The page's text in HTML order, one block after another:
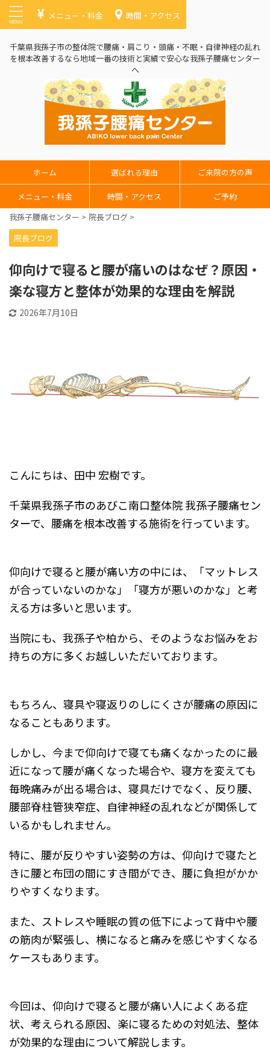
メニュー・料金 時間・アクセス
千葉県我孫子市の整体院で腰痛・肩こり・頭痛・不眠・自律神経の乱れ
を根本改善するなら地域一番の技術と実績で安心な我孫子腰痛センター
へ
ホーム 選ばれる理由 ご来院の方の声
メニュー・料金 時間・アクセス
ご予約
我孫子腰痛センター > 院長ブログ >
院長ブログ
仰向けで寝ると腰が痛いのはなぜ？原因・
楽な寝方と整体が効果的な理由を解説
2026年7月10日
こんにちは、田中 宏樹です。
千葉県我孫子市のあびこ南口整体院 我孫子腰痛セン
ターで、腰痛を根本改善する施術を行っています。
仰向けで寝ると腰が痛い方の中には、「マットレス
が合っていないのかな」「寝方が悪いのかな」と考
える方は多いと思います。
当院にも、我孫子や柏から、そのようなお悩みをお
持ちの方に多くお越しいただいております。
もちろん、寝具や寝返りのしにくさが腰痛の原因に
なることもあります。
しかし、今まで仰向けで寝ても痛くなかったのに最
近になって腰が痛くなった場合や、寝方を変えても
毎晩痛みが出る場合は、寝具だけでなく、反り腰、
腰部脊柱管狭窄症、自律神経の乱れなどが関係して
いるかもしれません。
特に、腰が反りやすい姿勢の方は、仰向けで寝たと
きに腰と布団の間にすき間ができ、腰に負担がかか
りやすくなります。
また、ストレスや睡眠の質の低下によって背中や腰
の筋肉が緊張し、横になると痛みを感じやすくなる
ケースもあります。
今回は、仰向けで寝ると腰が痛い人によくある症
状、考えられる原因、楽に寝るための対処法、整体
が効果的な理由について解説します。